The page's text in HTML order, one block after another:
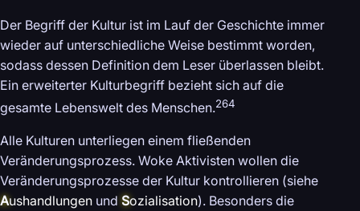
Der Begriff der Kultur ist im Lauf der Geschichte immer
wieder auf unterschiedliche Weise bestimmt worden,
sodass dessen Definition dem Leser überlassen bleibt.
Ein erweiterter Kulturbegriff bezieht sich auf die
gesamte Lebenswelt des Menschen.264
Alle Kulturen unterliegen einem fließenden
Veränderungsprozess. Woke Aktivisten wollen die
Veränderungsprozesse der Kultur kontrollieren (siehe
Aushandlungen und Sozialisation). Besonders die